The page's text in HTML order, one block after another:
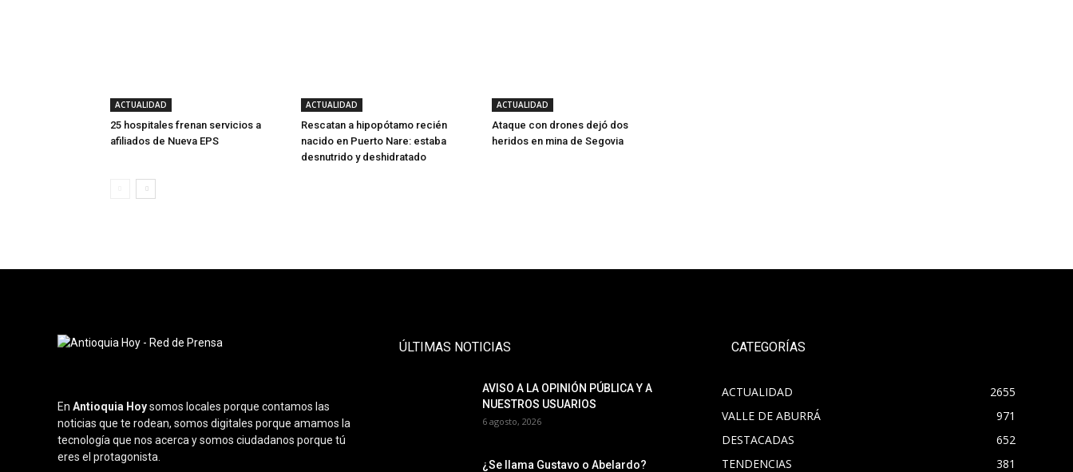
ACTUALIDAD
25 hospitales frenan servicios a
afiliados de Nueva EPS
ACTUALIDAD
Rescatan a hipopótamo recién
nacido en Puerto Nare: estaba
desnutrido y deshidratado
ACTUALIDAD
Ataque con drones dejó dos
heridos en mina de Segovia
En Antioquia Hoysomos locales porque contamos las
noticias que te rodean, somos digitales porque amamos la
tecnología que nos acerca y somos ciudadanos porque tú
eres el protagonista.
ÚLTIMAS NOTICIAS
AVISO A LA OPINIÓN PÚBLICA Y A
NUESTROS USUARIOS
6 agosto, 2026
¿Se llama Gustavo o Abelardo?
CATEGORÍAS
ACTUALIDAD
2655
VALLE DE ABURRÁ
971
DESTACADAS
652
TENDENCIAS
381